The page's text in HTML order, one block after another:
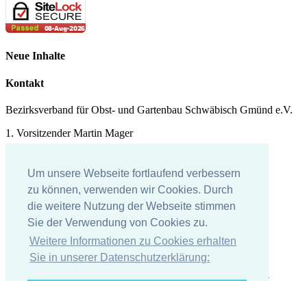
Um unsere Webseite fortlaufend verbessern
zu können, verwenden wir Cookies. Durch
die weitere Nutzung der Webseite stimmen
Sie der Verwendung von Cookies zu.
Weitere Informationen zu Cookies erhalten
Sie in unserer Datenschutzerklärung:
Neue Inhalte
Kontakt
Bezirksverband für Obst- und Gartenbau Schwäbisch Gmünd e.V.
1. Vorsitzender Martin Mager
E-Mail:martin.mager@t-online.de
Impressum
Datenschutzerklärung